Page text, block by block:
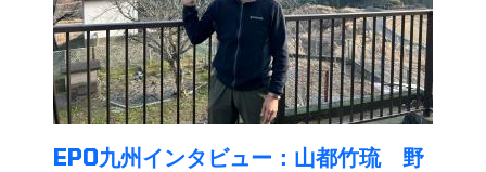
EPO九州インタビュー：山都竹琉 野